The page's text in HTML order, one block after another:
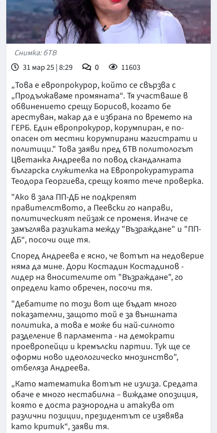
Снимка: бТВ
31 мар 25 | 8:29
0 11603
„Това е европрокурор, който се свързва с
„Продължаваме промяната“. Тя участваше в
обвинението срещу Борисов, когато бе
арестуван, макар да е избрана по времето на
ГЕРБ. Един европрокурор, корумпиран, е по-
опасен от местни корумпирани магистрати и
политици." Това заяви пред бТВ политологът
Цветанка Андреева по повод скандалната
българска служителка на Европрокуратурата
Теодора Георгиева, срещу която тече проверка.
"Ако в зала ПП-ДБ не подкрепят
правителството, а Пеевски го направи,
политическият пейзаж се променя. Иначе се
замъглява разликата между "Възраждане" и "ПП-
ДБ“, посочи още тя.
Според Андреева е ясно, че вотът на недоверие
няма да мине. Дори Костадин Костадинов -
лидер на вносителите от "Възраждане", го
определи като обречен, посочи тя.
"Дебатите по този вот ще бъдат много
показателни, защото той е за външната
политика, а това е може би най-силното
разделение в парламента - на демократи
проевропейци и кремълски партии. Тук ще се
оформи ново идеологическо мнозинство",
отбеляза Андреева.
„Като математика вотът не излиза. Средата
обаче е много нестабилна – виждаме опозиция,
която е доста разнородна и атакува от
различни позиции, президентът се изявява
като критик“, заяви тя.